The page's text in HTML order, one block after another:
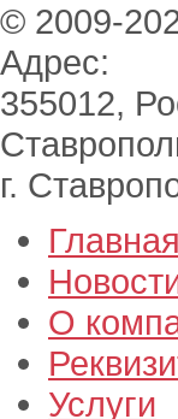
© 2009-
Адрес:
355012,
г.
Главная
О
Услуги